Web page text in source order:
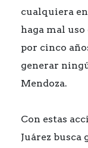
cualquiera
haga mal uso
por cinco
generar
Mendoza.
Con estas
Juárez